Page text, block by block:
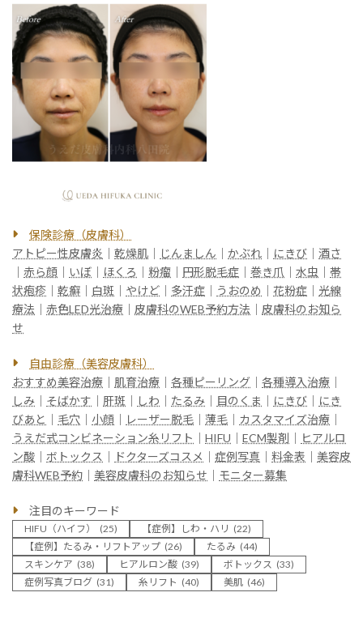
保険診療（皮膚科）
アトピー性皮膚炎
乾燥肌 じんましん かぶれ にきび
酒さ
赤ら顔 いぼ ほくろ 粉瘤 円形脱毛症 巻き爪 水虫
帯
状疱疹
乾癬 白斑 やけど 多汗症 うおのめ 花粉症
光線
療法
赤色LED光治療 皮膚科のWEB予約方法
皮膚科のお知ら
せ
自由診療（美容皮膚科）
おすすめ美容治療
肌育治療 各種ピーリング 各種導入治療
しみ
そばかす 肝斑 しわ たるみ 目のくま にきび
にき
びあと
毛穴 小顔 レーザー脱毛 薄毛 カスタマイズ治療
うえだ式コンビネーション糸リフト
HIFU ECM製剤
ヒアルロ
ン酸
ボトックス ドクターズコスメ 症例写真 料金表
美容皮
膚科WEB予約
美容皮膚科のお知らせ モニター募集
注目のキーワード
HIFU（ハイフ） (25) 【症例】しわ・ハリ (22)
【症例】たるみ・リフトアップ (26) たるみ (44)
スキンケア (38) ヒアルロン酸 (39) ボトックス (33)
症例写真ブログ (31) 糸リフト (40) 美肌 (46)